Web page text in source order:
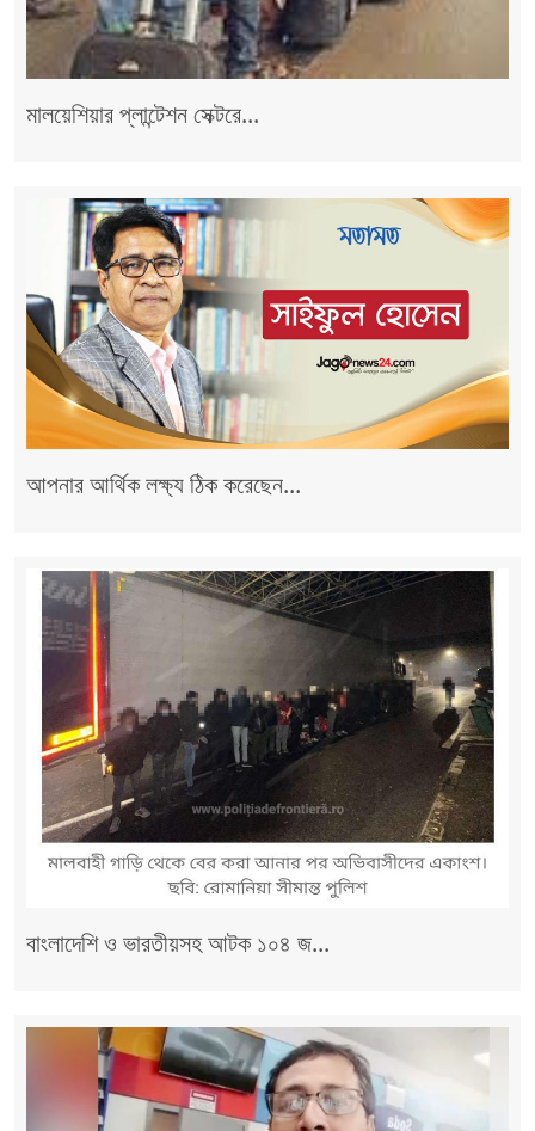
মালয়েশিয়ার প্লান্টেশন সেক্টরে...
আপনার আর্থিক লক্ষ্য ঠিক করেছেন...
বাংলাদেশি ও ভারতীয়সহ আটক ১০৪ জ...